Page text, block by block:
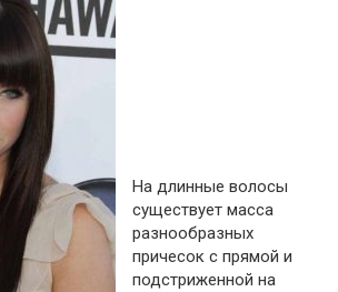
На длинные волосы
существует масса
разнообразных
причесок с прямой и
подстриженной на